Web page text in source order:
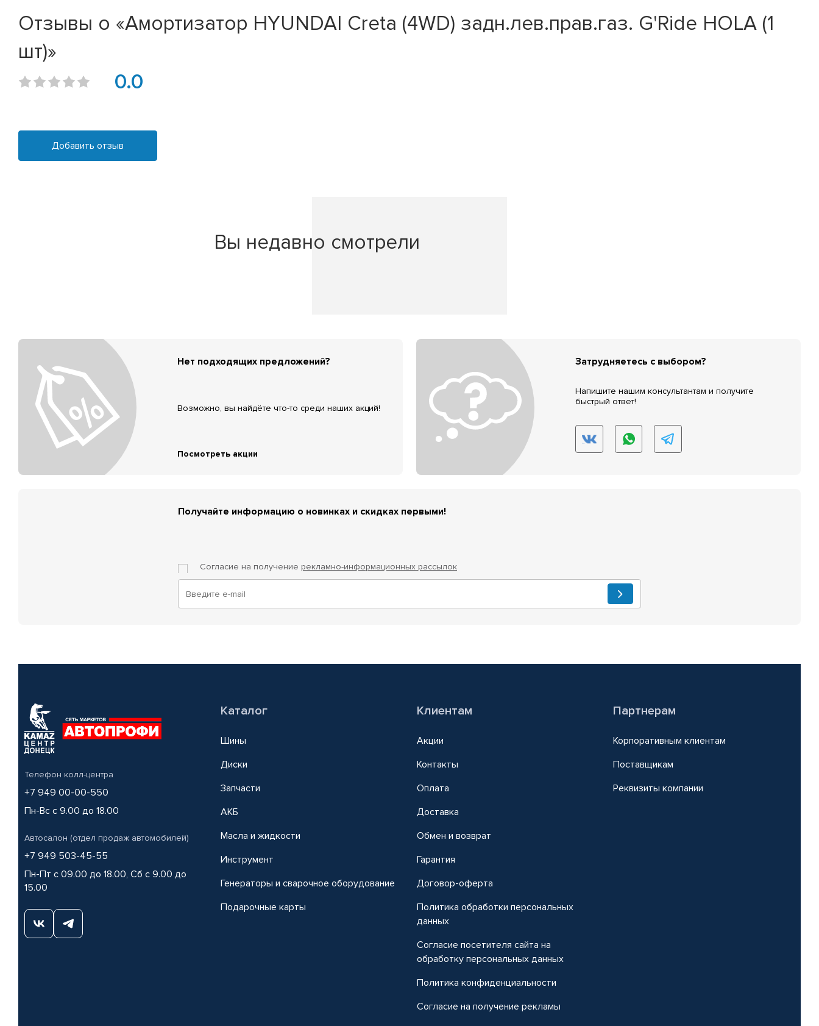
Отзывы о «Амортизатор HYUNDAI Creta (4WD) задн.лев.прав.газ. G'Ride HOLA (1
шт)»
0.0
Добавить отзыв
Вы недавно смотрели
Нет подходящих предложений?
Возможно, вы найдёте что-то среди наших акций!
Посмотреть акции
Затрудняетесь с выбором?
Напишите нашим консультантам и получите
быстрый ответ!
Получайте информацию о новинках и скидках первыми!
Согласие на получение рекламно-информационных рассылок
Телефон колл-центра
+7 949 00-00-550
Пн-Вс с 9.00 до 18.00
Автосалон (отдел продаж автомобилей)
+7 949 503-45-55
Пн-Пт с 09.00 до 18.00, Сб с 9.00 до
15.00
Каталог
Шины
Диски
Запчасти
АКБ
Масла и жидкости
Инструмент
Генераторы и сварочное оборудование
Подарочные карты
Клиентам
Акции
Контакты
Оплата
Доставка
Обмен и возврат
Гарантия
Договор-оферта
Политика обработки персональных
данных
Согласие посетителя сайта на
обработку персональных данных
Политика конфиденциальности
Согласие на получение рекламы
Партнерам
Корпоративным клиентам
Поставщикам
Реквизиты компании